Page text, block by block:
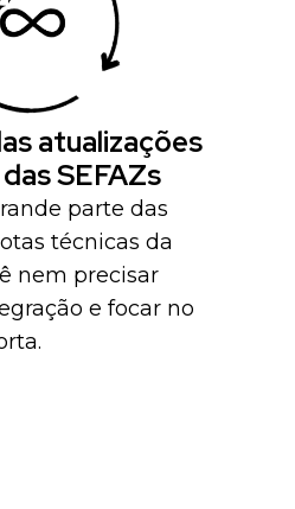
atualizações
SEFAZs
parte das
técnicas da
nem precisar
e focar no